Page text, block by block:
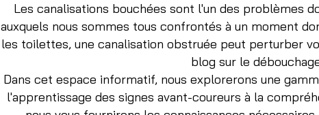
Les canalisations bouchées sont l'un des problèmes
auxquels nous sommes tous confrontés à un moment
les toilettes, une canalisation obstruée peut perturber
blog sur le
Dans cet espace informatif, nous explorerons une
l'apprentissage des signes avant-coureurs à la